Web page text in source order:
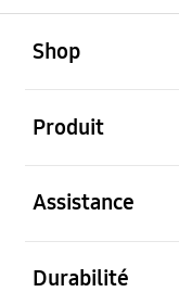
Shop
Produit
Assistance
Durabilité